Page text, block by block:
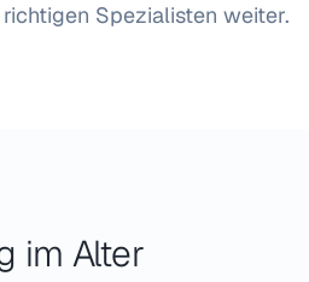
Spezialisten weiter.
im Alter